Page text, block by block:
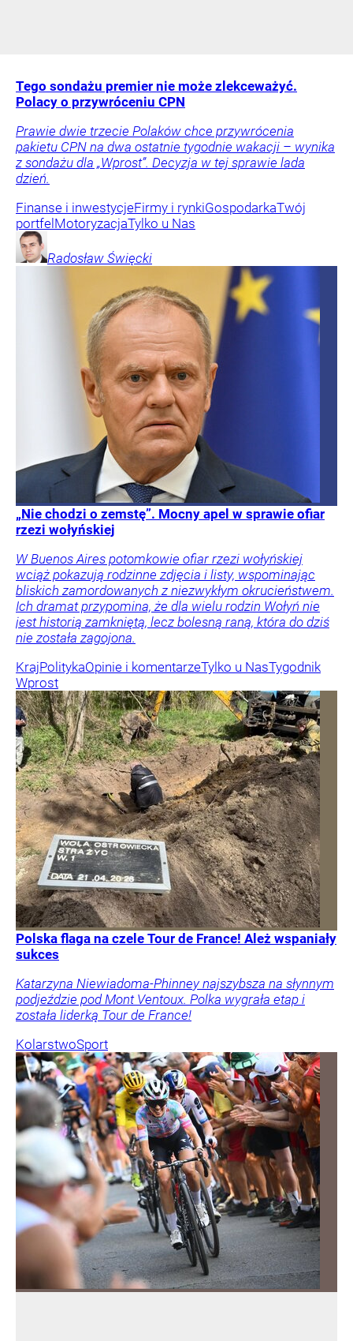
Tego sondażu premier nie może zlekceważyć.
Polacy o przywróceniu CPN
Prawie dwie trzecie Polaków chce przywrócenia
pakietu CPN na dwa ostatnie tygodnie wakacji – wynika
z sondażu dla „Wprost”. Decyzja w tej sprawie lada
dzień.
Finanse i inwestycjeFirmy i rynkiGospodarkaTwój
portfelMotoryzacjaTylko u Nas
Radosław Święcki
„Nie chodzi o zemstę”. Mocny apel w sprawie ofiar
rzezi wołyńskiej
W Buenos Aires potomkowie ofiar rzezi wołyńskiej
wciąż pokazują rodzinne zdjęcia i listy, wspominając
bliskich zamordowanych z niezwykłym okrucieństwem.
Ich dramat przypomina, że dla wielu rodzin Wołyń nie
jest historią zamkniętą, lecz bolesną raną, która do dziś
nie została zagojona.
KrajPolitykaOpinie i komentarzeTylko u NasTygodnik
Wprost
Polska flaga na czele Tour de France! Ależ wspaniały
sukces
Katarzyna Niewiadoma-Phinney najszybsza na słynnym
podjeździe pod Mont Ventoux. Polka wygrała etap i
została liderką Tour de France!
KolarstwoSport